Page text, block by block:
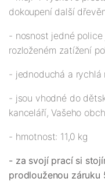
dokoupení další
- nosnost jedné
rozloženém zatížení
- jednoduchá a
- jsou vhodné do
kanceláří, Vašeho
- hmotnost: 11,0 kg
- za svojí prací si
prodlouženou záruku